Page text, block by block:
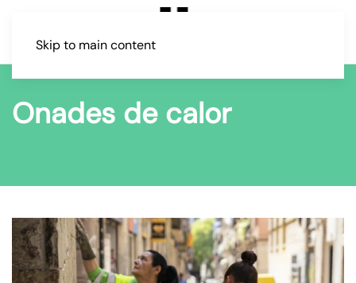
Skip to main content
Onades de calor